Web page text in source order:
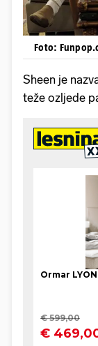
Foto:
Sheen je
teže ozljede